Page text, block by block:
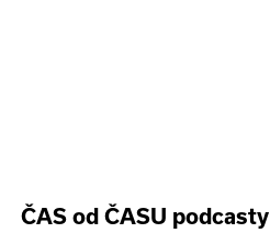
ČAS od ČASU podcasty